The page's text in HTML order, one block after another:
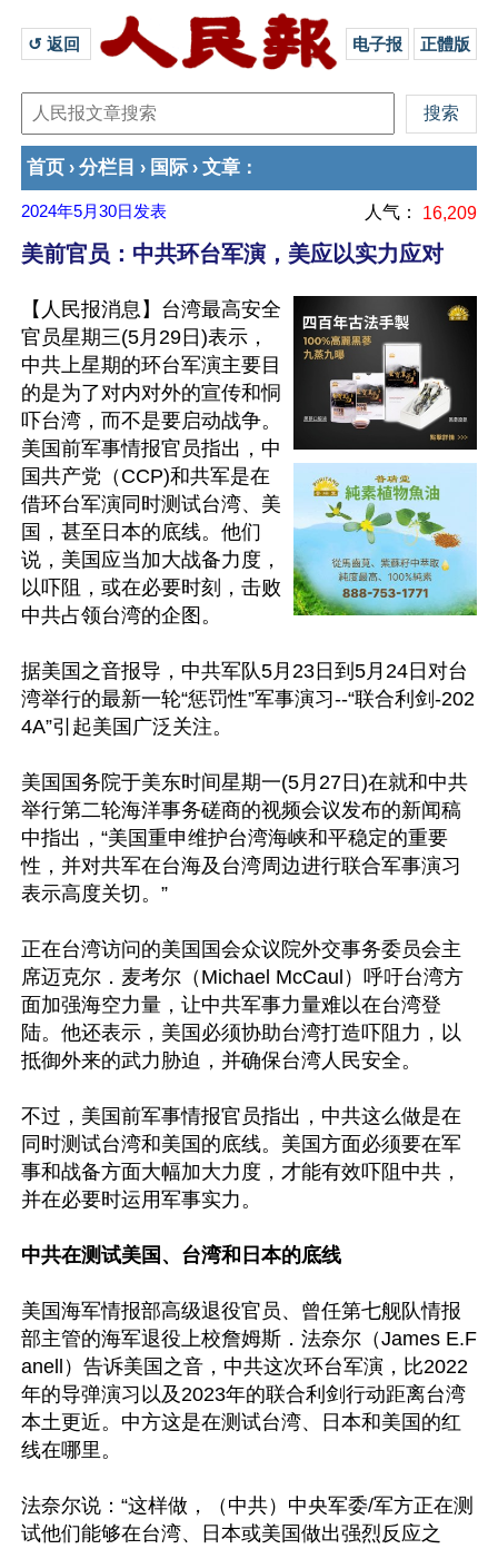
↺ 返回 电子报 正體版
首页 › 分栏目 › 国际 › 文章 ：
2024年5月30日 发表 人气： 16,209
美前官员：中共环台军演，美应以实力应对
【人民报消息】台湾最高安全
官员星期三(5月29日)表示，
中共上星期的环台军演主要目
的是为了对内对外的宣传和恫
吓台湾，而不是要启动战争。
美国前军事情报官员指出，中
国共产党（CCP)和共军是在
借环台军演同时测试台湾、美
国，甚至日本的底线。他们
说，美国应当加大战备力度，
以吓阻，或在必要时刻，击败
中共占领台湾的企图。
据美国之音报导，中共军队5月23日到5月24日对台
湾举行的最新一轮“惩罚性”军事演习--“联合利剑-202
4A”引起美国广泛关注。
美国国务院于美东时间星期一(5月27日)在就和中共
举行第二轮海洋事务磋商的视频会议发布的新闻稿
中指出，“美国重申维护台湾海峡和平稳定的重要
性，并对共军在台海及台湾周边进行联合军事演习
表示高度关切。”
正在台湾访问的美国国会众议院外交事务委员会主
席迈克尔．麦考尔（Michael McCaul）呼吁台湾方
面加强海空力量，让中共军事力量难以在台湾登
陆。他还表示，美国必须协助台湾打造吓阻力，以
抵御外来的武力胁迫，并确保台湾人民安全。
不过，美国前军事情报官员指出，中共这么做是在
同时测试台湾和美国的底线。美国方面必须要在军
事和战备方面大幅加大力度，才能有效吓阻中共，
并在必要时运用军事实力。
中共在测试美国、台湾和日本的底线
美国海军情报部高级退役官员、曾任第七舰队情报
部主管的海军退役上校詹姆斯．法奈尔（James E.F
anell）告诉美国之音，中共这次环台军演，比2022
年的导弹演习以及2023年的联合利剑行动距离台湾
本土更近。中方这是在测试台湾、日本和美国的红
线在哪里。
法奈尔说：“这样做，（中共）中央军委/军方正在测
试他们能够在台湾、日本或美国做出强烈反应之